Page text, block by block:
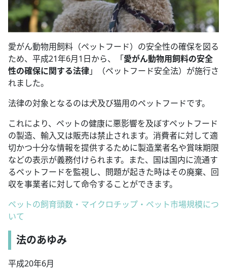
愛がん動物用飼料（ペットフード）の安全性の確保を図る
ため、平成21年6月1日から、「愛がん動物用飼料の安全
性の確保に関する法律」（ペットフード安全法）が施行さ
れました。
法律の対象となるのは犬及び猫用のペットフードです。
これにより、ペットの健康に悪影響を及ぼすペットフード
の製造、輸入又は販売は禁止されます。消費者に対して適
切かつ十分な情報を提供するために製造業者名や賞味期限
などの表示が義務付けられます。また、国は国内に流通す
るペットフードを監視し、問題が起きた時はその廃棄、回
収を事業者に対して命令することができます。
ペットの飼育頭数・マイクロチップ・ペット市場規模につ
いて
法のあゆみ
平成20年6月